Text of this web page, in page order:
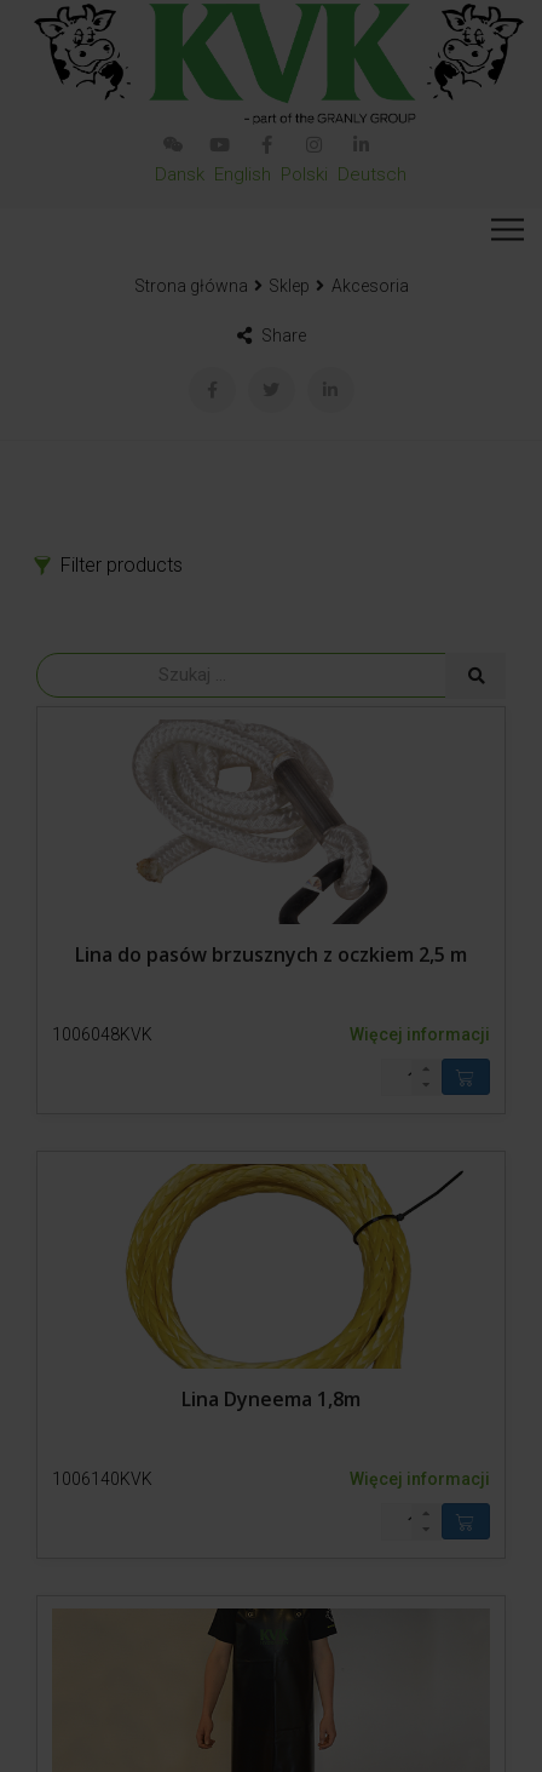
Dansk English Polski Deutsch
Strona główna Sklep Akcesoria
Share
Filter products
Akcesoria
Kleje i Bloczki
Produkty lecznicze i bandaże
Narzędzia do korekcji
Odzież
Lina do pasów brzusznych z oczkiem 2,5 m
1006048KVK Więcej informacji
Lina Dyneema 1,8m
1006140KVK Więcej informacji